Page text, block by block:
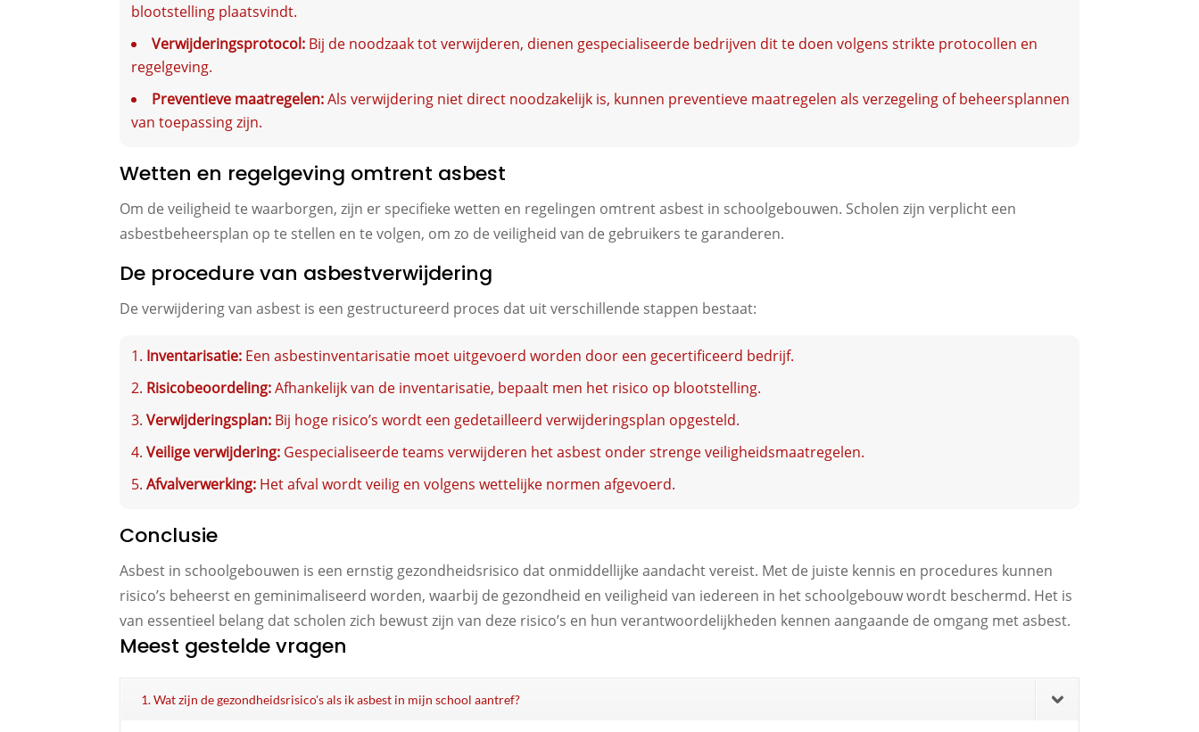
blootstelling plaatsvindt.
Verwijderingsprotocol: Bij de noodzaak tot verwijderen, dienen gespecialiseerde bedrijven dit te doen volgens strikte protocollen en
regelgeving.
Preventieve maatregelen:Als verwijdering niet direct noodzakelijk is, kunnen preventieve maatregelen als verzegeling of beheersplannen
van toepassing zijn.
Wetten en regelgeving omtrent asbest
Om de veiligheid te waarborgen, zijn er specifieke wetten en regelingen omtrent asbest in schoolgebouwen. Scholen zijn verplicht een
asbestbeheersplan op te stellen en te volgen, om zo de veiligheid van de gebruikers te garanderen.
De procedure van asbestverwijdering
De verwijdering van asbest is een gestructureerd proces dat uit verschillende stappen bestaat:
Inventarisatie: Een asbestinventarisatie moet uitgevoerd worden door een gecertificeerd bedrijf.
Risicobeoordeling:Afhankelijk van de inventarisatie, bepaalt men het risico op blootstelling.
Verwijderingsplan: Bij hoge risico’s wordt een gedetailleerd verwijderingsplan opgesteld.
Veilige verwijdering: Gespecialiseerde teams verwijderen het asbest onder strenge veiligheidsmaatregelen.
Afvalverwerking: Het afval wordt veilig en volgens wettelijke normen afgevoerd.
Conclusie
Asbest in schoolgebouwen is een ernstig gezondheidsrisico dat onmiddellijke aandacht vereist. Met de juiste kennis en procedures kunnen
risico’s beheerst en geminimaliseerd worden, waarbij de gezondheid en veiligheid van iedereen in het schoolgebouw wordt beschermd. Het is
van essentieel belang dat scholen zich bewust zijn van deze risico’s en hun verantwoordelijkheden kennen aangaande de omgang met asbest.
Meest gestelde vragen
1. Wat zijn de gezondheidsrisico's als ik asbest in mijn school aantref?